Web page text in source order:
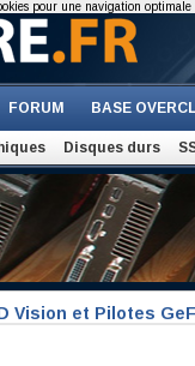
FORUM BASE
Disques durs
Vision et Pilotes
pour une navigation